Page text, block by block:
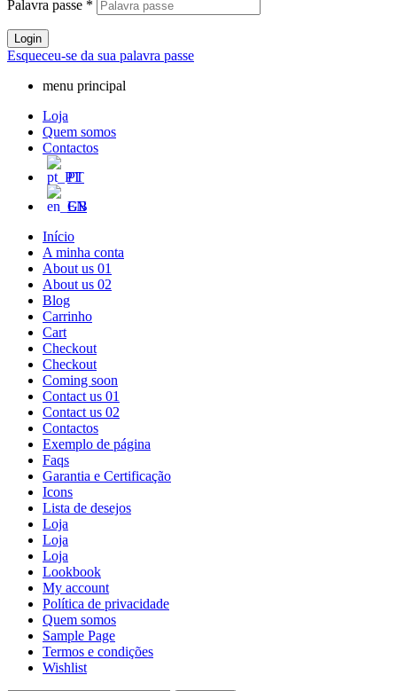
Palavra passe *
Login
Esqueceu-se da sua palavra passe
menu principal
Loja
Quem somos
Contactos
PT
EN
Início
A minha conta
About us 01
About us 02
Blog
Carrinho
Cart
Checkout
Checkout
Coming soon
Contact us 01
Contact us 02
Contactos
Exemplo de página
Faqs
Garantia e Certificação
Icons
Lista de desejos
Loja
Loja
Loja
Lookbook
My account
Política de privacidade
Quem somos
Sample Page
Termos e condições
Wishlist